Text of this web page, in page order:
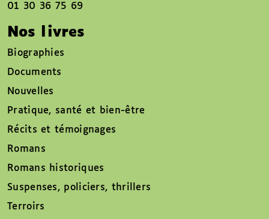
01 30 36 75 69
Nos livres
Biographies
Documents
Nouvelles
Pratique, santé et bien-être
Récits et témoignages
Romans
Romans historiques
Suspenses, policiers, thrillers
Terroirs